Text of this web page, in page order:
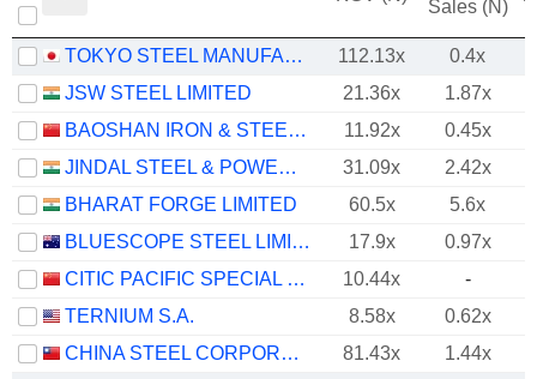
Sales (N)
TOKYO STEEL MANUFACTURING CO., LTD. 112.13x 0.4x
JSW STEEL LIMITED
21.36x
1.87x
BAOSHAN IRON & STEEL CO., LTD.
11.92x
0.45x
JINDAL STEEL & POWER LIMITED
31.09x 2.42x
BHARAT FORGE LIMITED
60.5x
5.6x
BLUESCOPE STEEL LIMITED
17.9x
0.97x
CITIC PACIFIC SPECIAL STEEL GROUP CO., LTD
10.44x
-
TERNIUM S.A.
8.58x
0.62x
CHINA STEEL CORPORATION
81.43x 1.44x